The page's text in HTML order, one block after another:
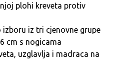
plohi kreveta protiv
iz tri cjenovne grupe
cm s nogicama
uzglavlja i madraca na